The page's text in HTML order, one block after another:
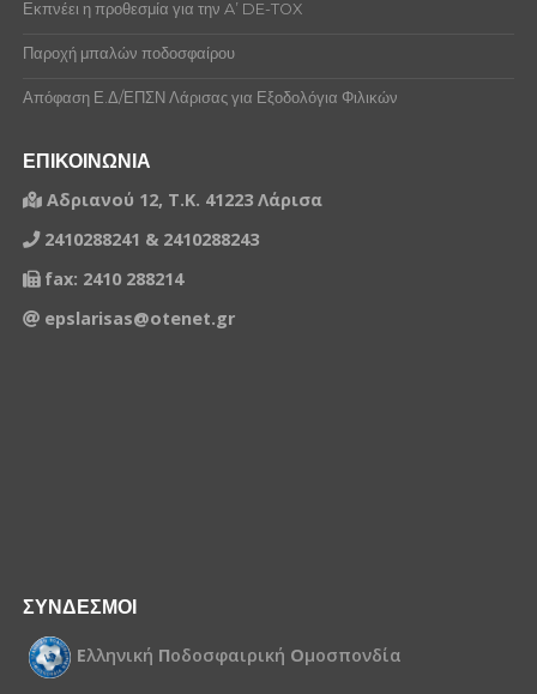
Εκπνέει η προθεσμία για την A’ DE-TOX
Παροχή μπαλών ποδοσφαίρου
Απόφαση Ε.Δ/ΕΠΣΝ Λάρισας για Εξοδολόγια Φιλικών
ΕΠΙΚΟΙΝΩΝΙΑ
Αδριανού 12, Τ.Κ. 41223 Λάρισα
2410288241 & 2410288243
fax: 2410 288214
epslarisas@otenet.gr
ΣΥΝΔΕΣΜΟΙ
Ελληνική Ποδοσφαιρική Ομοσπονδία